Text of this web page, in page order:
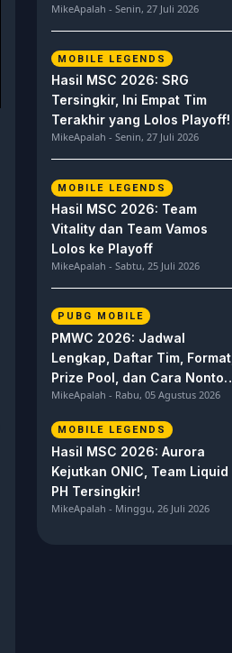
Berat
MikeApalah - Senin, 27 Juli 2026
MOBILE LEGENDS
Hasil MSC 2026: SRG
Tersingkir, Ini Empat Tim
Terakhir yang Lolos Playoff!
MikeApalah - Senin, 27 Juli 2026
MOBILE LEGENDS
Hasil MSC 2026: Team
Vitality dan Team Vamos
Lolos ke Playoff
MikeApalah - Sabtu, 25 Juli 2026
PUBG MOBILE
PMWC 2026: Jadwal
Lengkap, Daftar Tim, Format,
Prize Pool, dan Cara Nonton
PUBG MOBILE World Cup
MikeApalah - Rabu, 05 Agustus 2026
MOBILE LEGENDS
Hasil MSC 2026: Aurora
Kejutkan ONIC, Team Liquid
PH Tersingkir!
MikeApalah - Minggu, 26 Juli 2026